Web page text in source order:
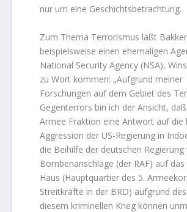
nur um eine Geschichtsbetrachtung.
Zum Thema Terrorismus läßt
beispielsweise einen ehemaligen
National Security Agency (NSA),
zu Wort kommen: „Aufgrund meiner
Forschungen auf dem Gebiet des
Gegenterrors bin ich der Ansicht,
Armee Fraktion eine Antwort auf die
Aggression der US-Regierung in
die Beihilfe der deutschen
Bombenanschläge (der RAF) auf das
Haus (Hauptquartier des 5.
Streitkräfte in der BRD) aufgrund
diesem kriminellen Krieg können